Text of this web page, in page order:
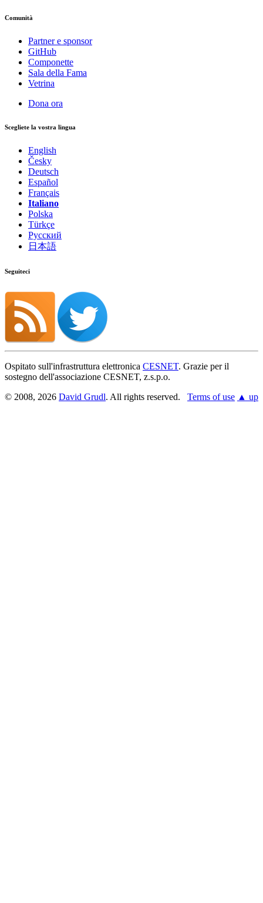
Comunità
Partner e sponsor
GitHub
Componette
Sala della Fama
Vetrina
Dona ora
Scegliete la vostra lingua
English
Česky
Deutsch
Español
Français
Italiano
Polska
Türkçe
Русский
日本語
Seguiteci
Ospitato sull'infrastruttura elettronica CESNET. Grazie per il
sostegno dell'associazione CESNET, z.s.p.o.
© 2008, 2026 David Grudl. All rights reserved. Terms of use ▲ up